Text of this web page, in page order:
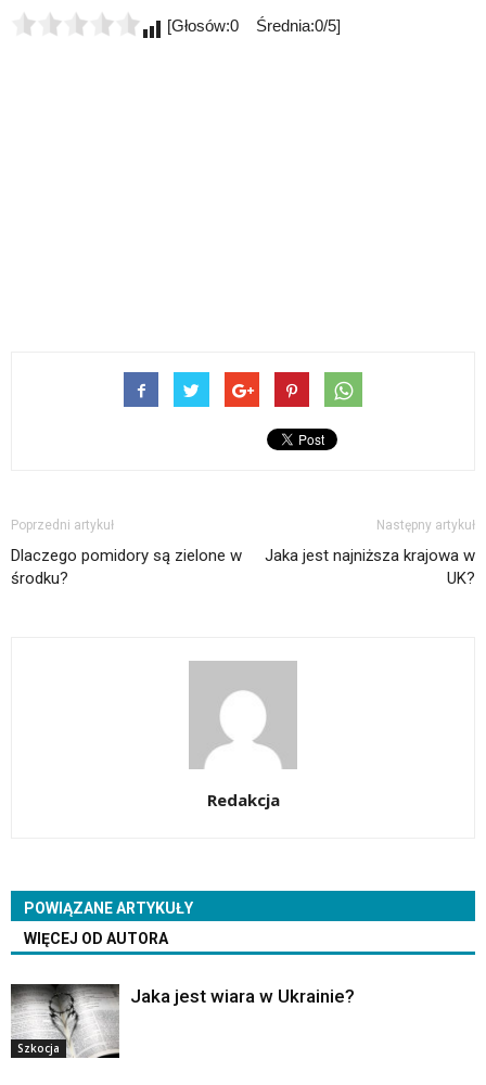
[Głosów:0 Średnia:0/5]
Poprzedni artykuł
Dlaczego pomidory są zielone w
środku?
Następny artykuł
Jaka jest najniższa krajowa w
UK?
Redakcja
POWIĄZANE ARTYKUŁY
WIĘCEJ OD AUTORA
Szkocja
Jaka jest wiara w Ukrainie?